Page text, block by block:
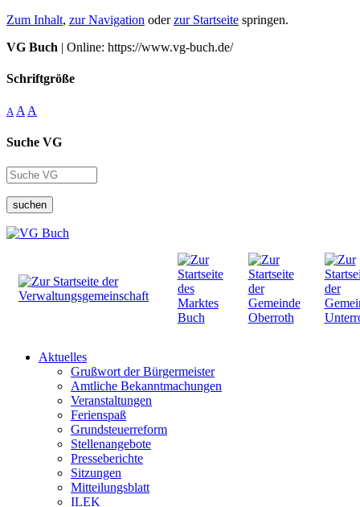
Zum Inhalt, zur Navigation oderzur Startseite springen.
VG Buch | Online: https://www.vg-buch.de/
Schriftgröße
A A A
Suche VG
suchen
Aktuelles
Grußwort der Bürgermeister
Amtliche Bekanntmachungen
Veranstaltungen
Ferienspaß
Grundsteuerreform
Stellenangebote
Presseberichte
Sitzungen
Mitteilungsblatt
ILEK